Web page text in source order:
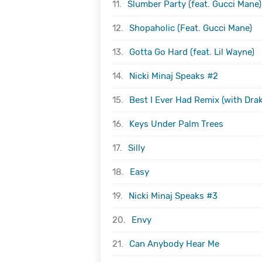
11. Slumber Party (feat. Gucci Mane)
12. Shopaholic (Feat. Gucci Mane)
13. Gotta Go Hard (feat. Lil Wayne)
14. Nicki Minaj Speaks #2
15. Best I Ever Had Remix (with
16. Keys Under Palm Trees
17. Silly
18. Easy
19. Nicki Minaj Speaks #3
20. Envy
21. Can Anybody Hear Me